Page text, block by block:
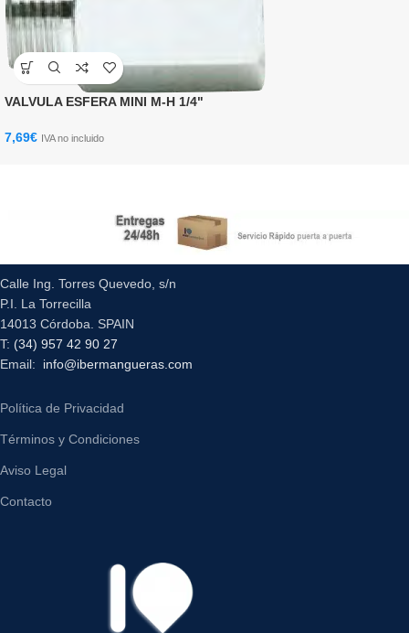
VALVULA ESFERA MINI M-H 1/4"
7,69€ IVA no incluido
Calle Ing. Torres Quevedo, s/n
P.I. La Torrecilla
14013 Córdoba. SPAIN
T: (34) 957 42 90 27
Email: info@ibermangueras.com
Política de Privacidad
Términos y Condiciones
Aviso Legal
Contacto